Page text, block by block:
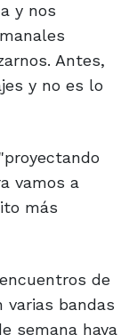
y nos
Antes,
y no es lo
vamos a
más
de
varias bandas
semana haya